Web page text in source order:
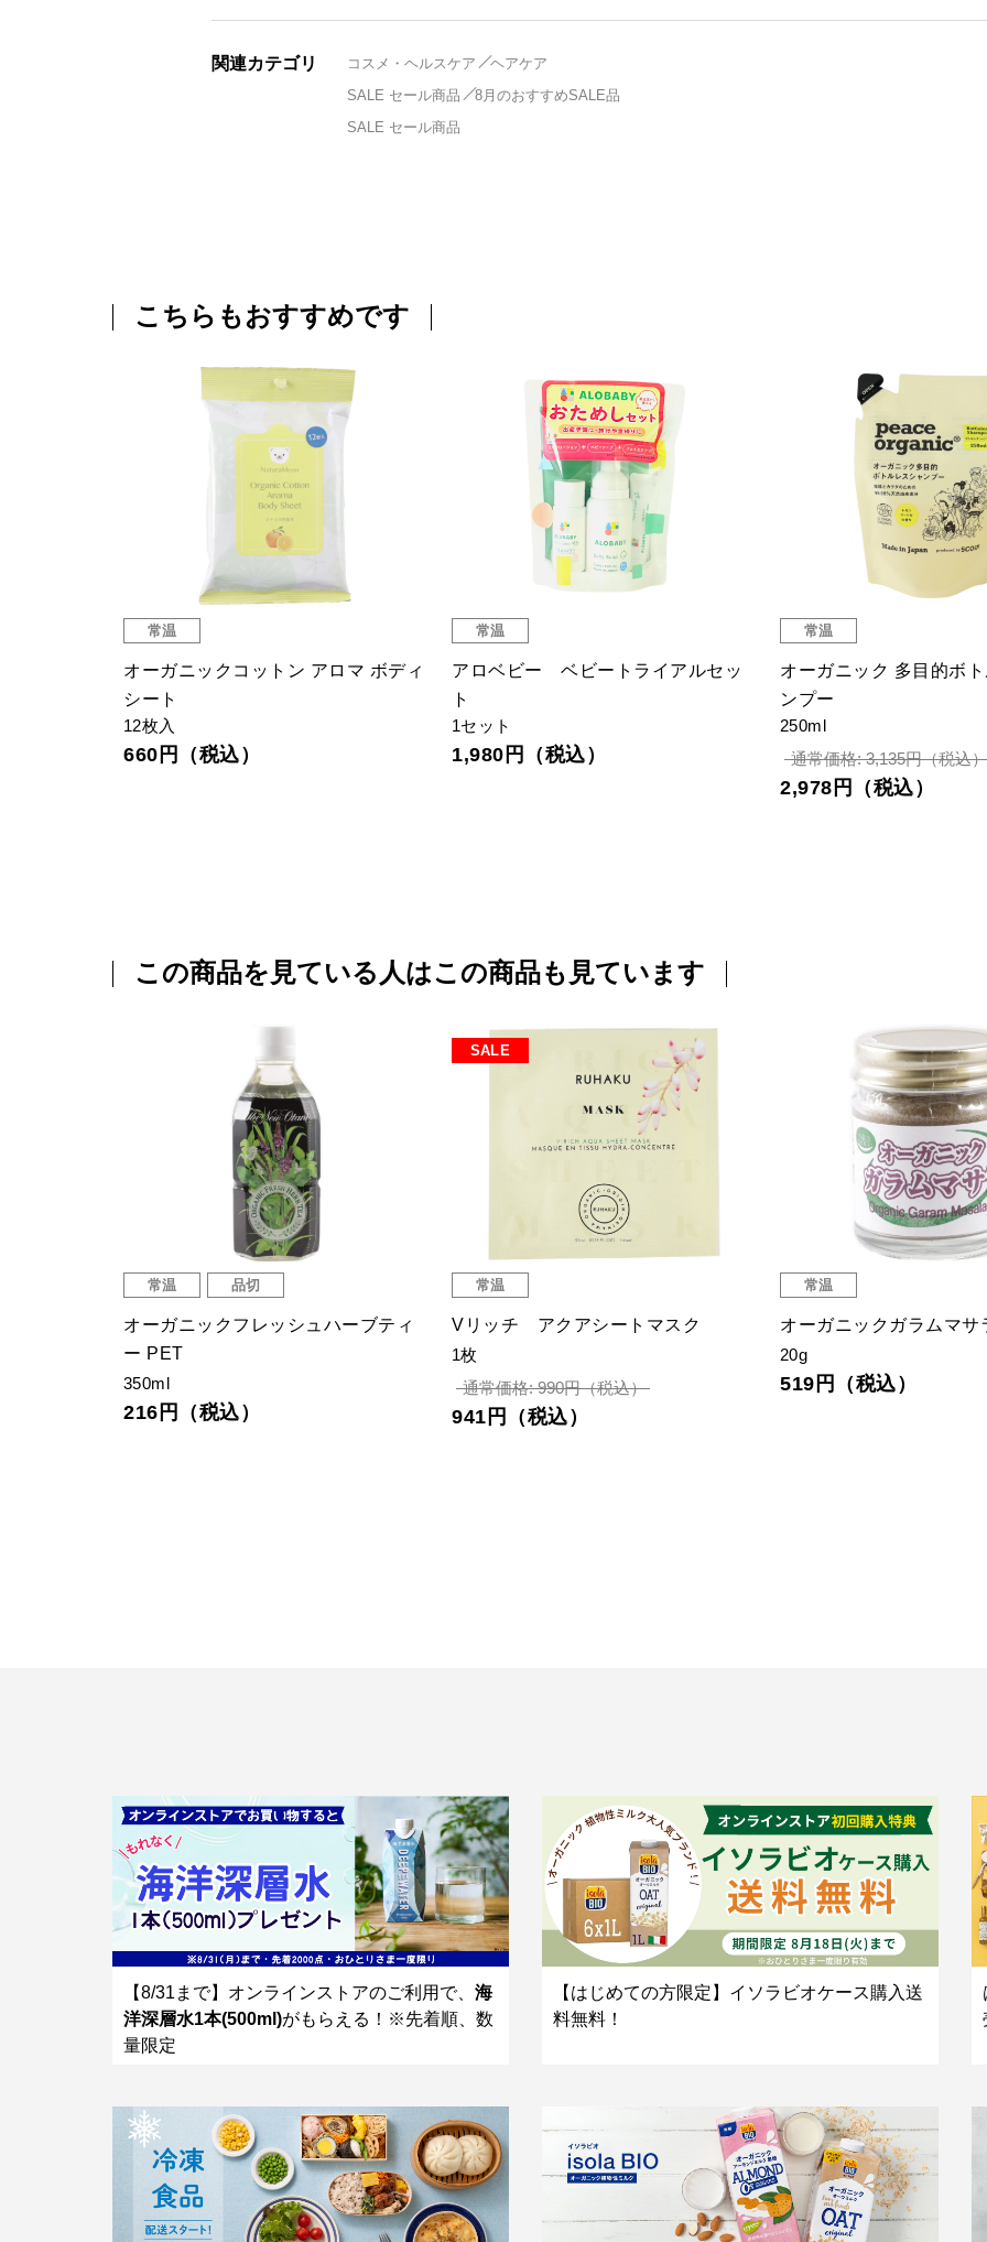
関連カテゴリ コスメ・ヘルスケア
ヘアケア
SALE セール商品
8月のおすすめSALE品
SALE セール商品
こちらもおすすめです
常温
オーガニックコットン アロマ ボディ
シート
12枚入
660円（税込）
常温
アロベビー ベビートライアルセッ
ト
1セット
1,980円（税込）
常温
オーガニック 多目的ボ
ンプー
250ml
通常価格: 3,135円（税込）
2,978円（税込）
この商品を見ている人はこの商品も見ています
常温 品切
オーガニックフレッシュハーブティ
ー PET
350ml
216円（税込）
SALE
常温
Vリッチ アクアシートマスク
1枚
通常価格: 990円（税込）
941円（税込）
常温
オーガニックガラムマサ
20g
519円（税込）
【8/31まで】オンラインストアのご利用で、 海
洋深層水1本(500ml)がもらえる！※先着順、数
量限定
【はじめての方限定】イソラビオケース購入送
料無料！